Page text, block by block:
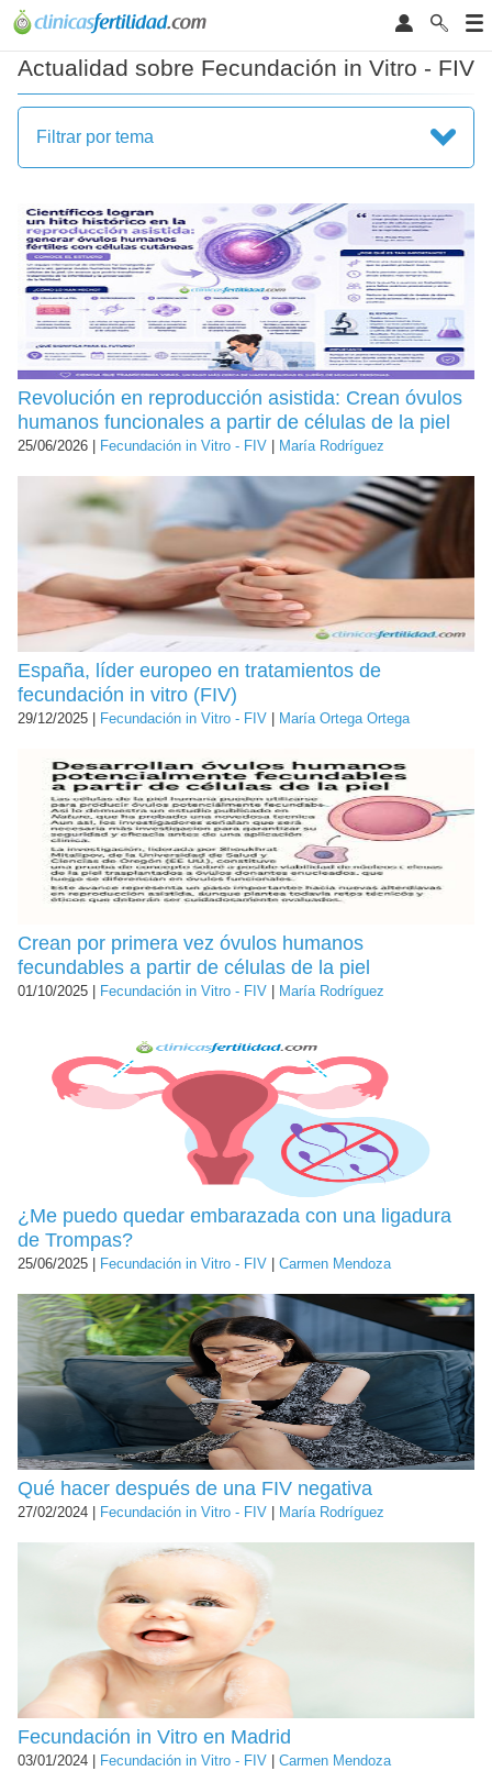
Actualidad sobre Fecundación in Vitro - FIV
Filtrar por tema
Revolución en reproducción asistida: Crean óvulos
humanos funcionales a partir de células de la piel
25/06/2026 | Fecundación in Vitro - FIV María Rodríguez
España, líder europeo en tratamientos de
fecundación in vitro (FIV)
29/12/2025 | Fecundación in Vitro - FIV María Ortega Ortega
Crean por primera vez óvulos humanos
fecundables a partir de células de la piel
01/10/2025 | Fecundación in Vitro - FIV María Rodríguez
¿Me puedo quedar embarazada con una ligadura
de Trompas?
25/06/2025 | Fecundación in Vitro - FIV Carmen Mendoza
Qué hacer después de una FIV negativa
27/02/2024 | Fecundación in Vitro - FIV María Rodríguez
Fecundación in Vitro en Madrid
03/01/2024 | Fecundación in Vitro - FIV Carmen Mendoza